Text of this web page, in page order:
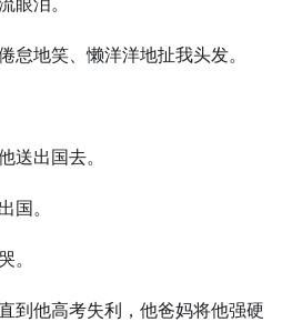
怠地笑、懒洋洋地扯我头发。
送出国去。
国。
。
到他高考失利，他爸妈将他强硬